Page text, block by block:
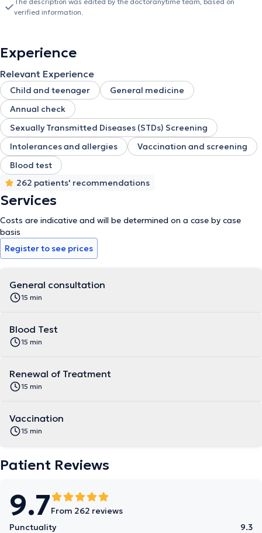
verified information.
Experience
Relevant Experience
Child and teenager
General medicine
Annual check
Sexually Transmitted Diseases (STDs) Screening
Intolerances and allergies
Vaccination and screening
Blood test
262 patients' recommendations
Services
Costs are indicative and will be determined on a case by case
basis
Register to see prices
General consultation
15 min
Blood Test
15 min
Renewal of Treatment
15 min
Vaccination
15 min
Patient Reviews
9.7From 262 reviews
Punctuality
9.3